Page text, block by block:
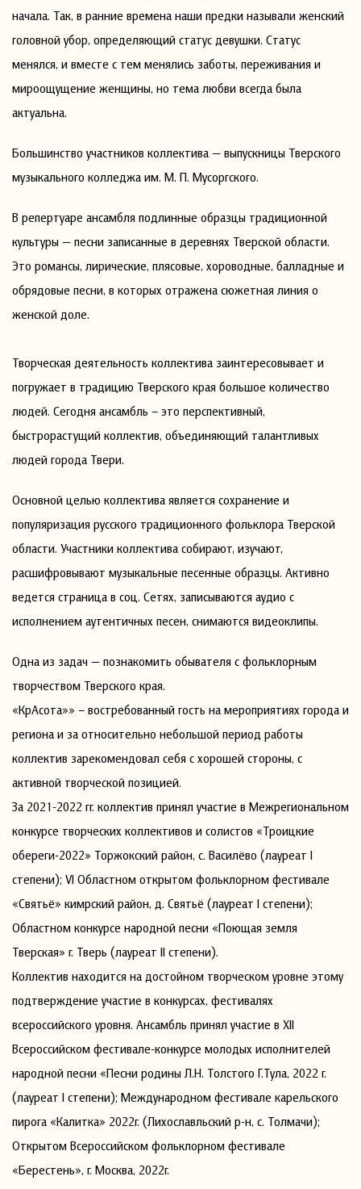
начала. Так, в ранние времена наши предки называли женский
головной убор, определяющий статус девушки. Статус
менялся, и вместе с тем менялись заботы, переживания и
мироощущение женщины, но тема любви всегда была
актуальна.
Большинство участников коллектива — выпускницы Тверского
музыкального колледжа им. М. П. Мусоргского.
В репертуаре ансамбля подлинные образцы традиционной
культуры — песни записанные в деревнях Тверской области.
Это романсы, лирические, плясовые, хороводные, балладные и
обрядовые песни, в которых отражена сюжетная линия о
женской доле.
Творческая деятельность коллектива заинтересовывает и
погружает в традицию Тверского края большое количество
людей. Сегодня ансамбль – это перспективный,
быстрорастущий коллектив, объединяющий талантливых
людей города Твери.
Основной целью коллектива является сохранение и
популяризация русского традиционного фольклора Тверской
области. Участники коллектива собирают, изучают,
расшифровывают музыкальные песенные образцы. Активно
ведется страница в соц. Сетях, записываются аудио с
исполнением аутентичных песен, снимаются видеоклипы.
Одна из задач — познакомить обывателя с фольклорным
творчеством Тверского края.
«КрАсота»» – востребованный гость на мероприятиях города и
региона и за относительно небольшой период работы
коллектив зарекомендовал себя с хорошей стороны, с
активной творческой позицией.
За 2021-2022 гг. коллектив принял участие в Межрегиональном
конкурсе творческих коллективов и солистов «Троицкие
обереги-2022» Торжокский район, с. Василёво (лауреат I
степени); VI Областном открытом фольклорном фестивале
«Святьё» кимрский район, д. Святьё (лауреат I степени);
Областном конкурсе народной песни «Поющая земля
Тверская» г. Тверь (лауреат II степени).
Коллектив находится на достойном творческом уровне этому
подтверждение участие в конкурсах, фестивалях
всероссийского уровня. Ансамбль принял участие в ХII
Всероссийском фестивале-конкурсе молодых исполнителей
народной песни «Песни родины Л.Н. Толстого Г.Тула, 2022 г.
(лауреат I степени); Международном фестивале карельского
пирога «Калитка» 2022г. (Лихославльский р-н, с. Толмачи);
Открытом Всероссийском фольклорном фестивале
«Берестень», г. Москва, 2022г.